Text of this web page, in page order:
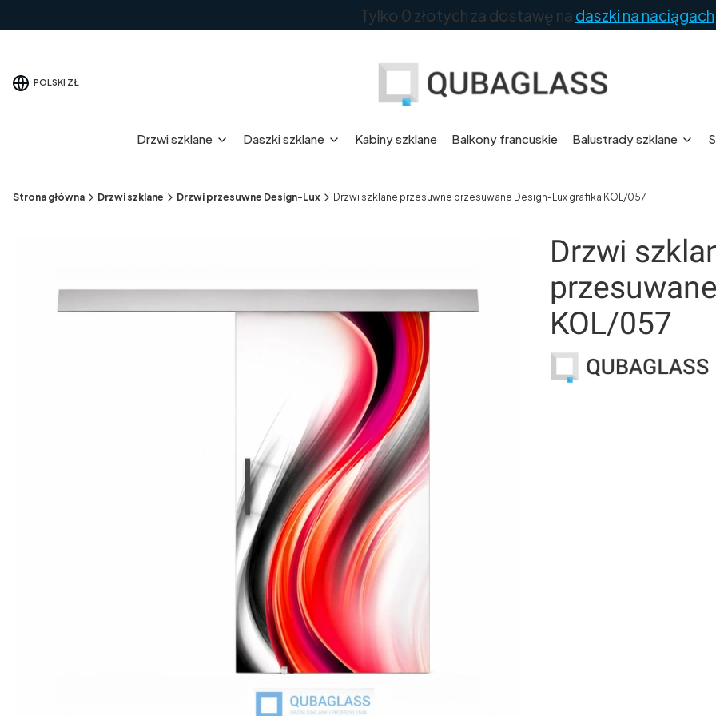
Tylko 0 złotych za dostawę na daszki na naciągach
POLSKI ZŁ
Drzwi szklane Daszki szklane Kabiny szklane Balkony francuskie Balustrady szklane
Strona główna Drzwi szklane Drzwi przesuwne Design-Lux Drzwi szklane przesuwne przesuwane Design-Lux grafika KOL/057
Drzwi
KOL/057